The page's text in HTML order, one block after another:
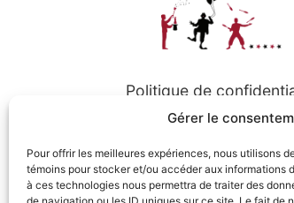
Gérer le
Pour offrir les meilleures expériences, nous utilisons
témoins pour stocker et/ou accéder aux informations
à ces technologies nous permettra de traiter des
Politique de
Suivez-nous